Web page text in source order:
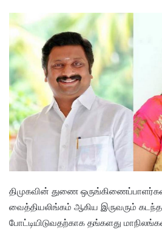
திமுகவின் துணை ஒருங்கிணைப்பாளர்கள்
வைத்தியலிங்கம் ஆகிய இருவரும்
போட்டியிடுவதற்காக தங்களது